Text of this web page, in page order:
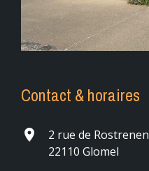
Contact & horaires
place
2 rue de Rostrenen
22110 Glomel